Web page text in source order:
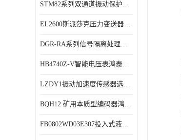
特殊用途变送器
STM82系列双通道振动保护表鸿泰产品技术规格
EL2600斯派莎克压力变送器技术规格
DGR-RA系列信号隔离处理器鸿泰产品技术规格
HB4740Z-V智能电压表鸿泰产品外形美观大方
LZDY1振动加速度传感器选型资料
BQH12 矿用本质型编码器鸿泰产品实物展示
FB0802WD03E307投入式液位计鸿泰产品选型参数